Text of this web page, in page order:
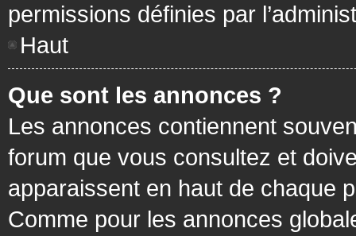
permissions définies par
Haut
Que sont les annonces ?
Les annonces contiennent
forum que vous consultez et
apparaissent en haut de chaque
Comme pour les annonces